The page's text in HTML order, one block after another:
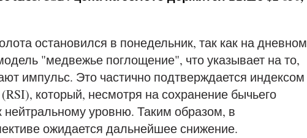
остановился в понедельник, так как на дневном
"медвежье поглощение", что указывает на то,
импульс. Это частично подтверждается индексом
который, несмотря на сохранение бычьего
нейтральному уровню. Таким образом, в
ожидается дальнейшее снижение.